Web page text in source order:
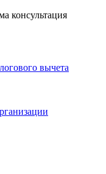
консультация
вычета